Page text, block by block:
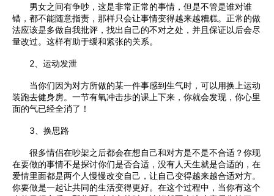
男女之间有争吵，这是非常正常的事情，但是不管是谁对谁
错，都不能随意指责，那样只会让事情变得越来越糟糕。正常的做
法应该是多做自我批评，找出自己的不对之处，并且保证以后会尽
量改过。这样有助于缓和紧张的关系。
2、运动发泄
当你们因为对方所做的某一件事感到生气时，可以用换上运动
装跑去健身房。一节有氧冲击歩的课上下来，你就会发现，你心里
面的气已经全消了！
3、换思路
很多情侣在吵架之后都会在想自己和对方是不是不合适？你现
在要做的事情不是探讨你们是否合适，没有人天生就是合适的，在
爱情里面都是两个人慢慢改变自己，让自己变得越来越合适对方。
你要做是一起让共同的生活变得更好。在这个过程中，当你有这个